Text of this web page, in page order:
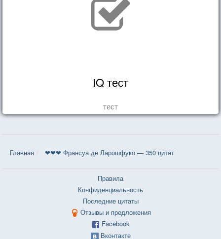
IQ тест
тест
Главная ❤❤❤ Франсуа де Ларошфуко — 350 цитат
Правила
Конфиденциальность
Последние цитаты
Отзывы и предложения
Facebook
Вконтакте